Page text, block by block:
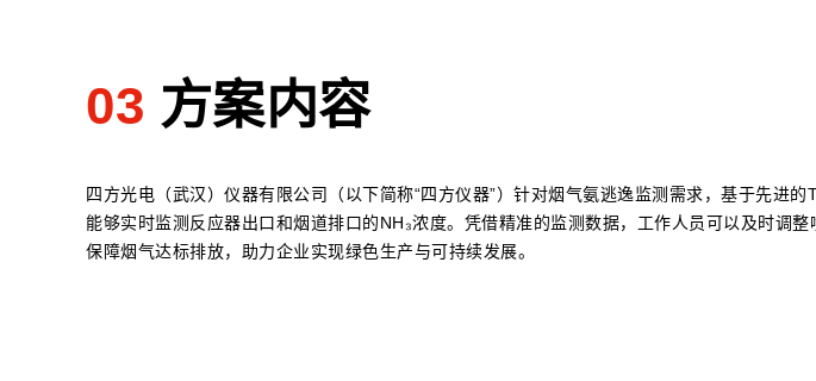
03 方案内容
四方光电（武汉）仪器有限公司（以下简称“四方仪器”）针对烟气氨逃逸监测需求，基于先进
能够实时监测反应器出口和烟道排口的NH₃浓度。凭借精准的监测数据，工作人员可以及时调
保障烟气达标排放，助力企业实现绿色生产与可持续发展。